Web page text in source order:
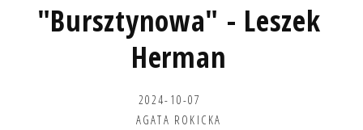
"Bursztynowa" - Leszek
Herman
2024-10-07
AGATA ROKICKA